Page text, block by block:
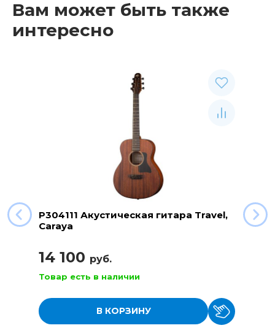
Вам может быть также
интересно
P304111 Акустическая гитара Travel,
Caraya
14 100 руб.
Товар есть в наличии
В КОРЗИНУ